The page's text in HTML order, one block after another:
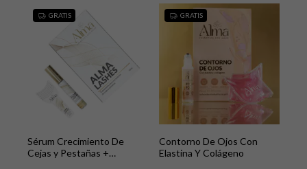
GRATIS
Sérum Crecimiento De
Cejas y Pestañas +
GRATIS
Contorno De Ojos Con
Elastina Y Colágeno